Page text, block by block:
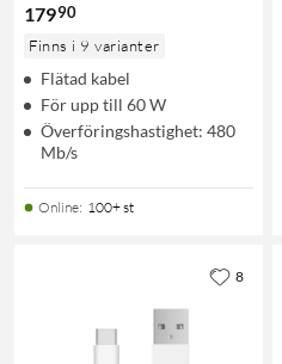
17990
Finns i 9 varianter
Flätad kabel
För upp till 60 W
Överföringshastighet: 480
Mb/s
Online: 100+ st
8